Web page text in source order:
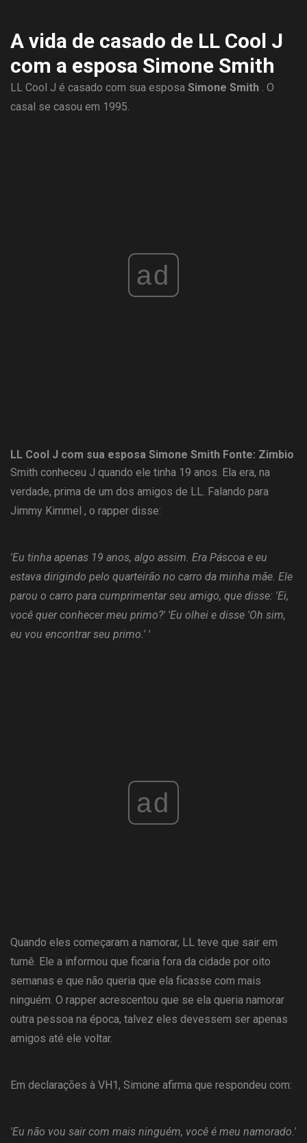
A vida de casado de LL Cool J
com a esposa Simone Smith
LL Cool J é casado com sua esposa Simone Smith . O
casal se casou em 1995.
ad
LL Cool J com sua esposa Simone Smith Fonte: Zimbio
Smith conheceu J quando ele tinha 19 anos. Ela era, na
verdade, prima de um dos amigos de LL. Falando para
Jimmy Kimmel , o rapper disse:
'Eu tinha apenas 19 anos, algo assim. Era Páscoa e eu
estava dirigindo pelo quarteirão no carro da minha mãe. Ele
parou o carro para cumprimentar seu amigo, que disse: 'Ei,
você quer conhecer meu primo?' 'Eu olhei e disse 'Oh sim,
eu vou encontrar seu primo.' '
ad
Quando eles começaram a namorar, LL teve que sair em
turnê. Ele a informou que ficaria fora da cidade por oito
semanas e que não queria que ela ficasse com mais
ninguém. O rapper acrescentou que se ela queria namorar
outra pessoa na época, talvez eles devessem ser apenas
amigos até ele voltar.
Em declarações à VH1, Simone afirma que respondeu com:
'Eu não vou sair com mais ninguém, você é meu namorado.'